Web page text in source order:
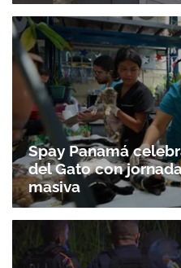
Spay Panamá
del Gato con
masiva